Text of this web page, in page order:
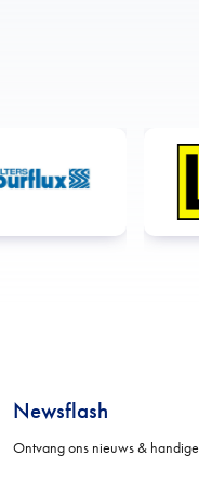
Newsflash
Ontvang ons nieuws &